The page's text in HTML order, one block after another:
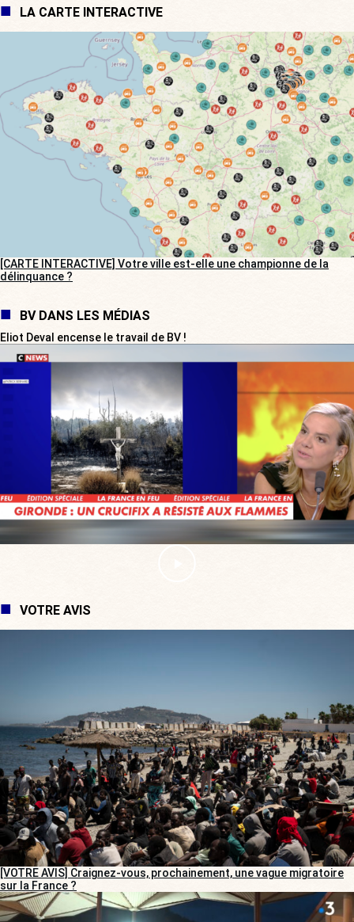
LA CARTE INTERACTIVE
[CARTE INTERACTIVE] Votre ville est-elle une championne de la
délinquance ?
BV DANS LES MÉDIAS
Eliot Deval encense le travail de BV !
VOTRE AVIS
[VOTRE AVIS] Craignez-vous, prochainement, une vague migratoire
sur la France ?